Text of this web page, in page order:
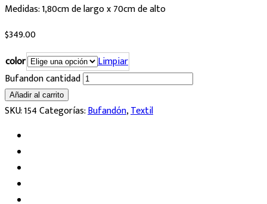
Medidas: 1,80cm de largo x 70cm de alto
$349.00
color
Limpiar
Bufandon cantidad
Añadir al carrito
SKU:154Categorías:Bufandón,Textil